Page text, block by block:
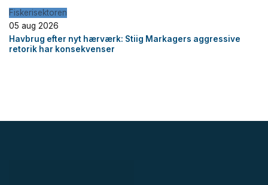
Fiskerisektoren
05 aug 2026
Havbrug efter nyt hærværk: Stiig Markagers aggressive
retorik har konsekvenser